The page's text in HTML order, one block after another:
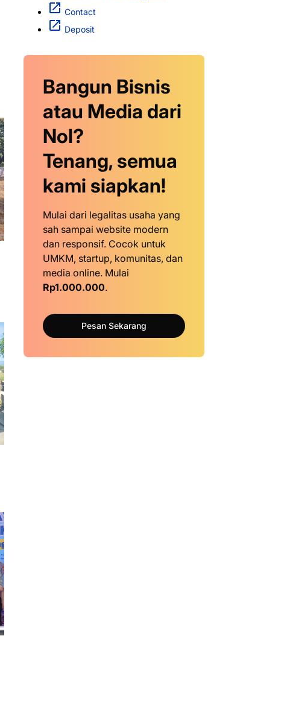
Contact
Deposit
Bangun Bisnis
atau Media dari
Nol?
Tenang, semua
kami siapkan!
Mulai dari legalitas usaha yang
sah sampai website modern
dan responsif. Cocok untuk
UMKM, startup, komunitas, dan
media online. Mulai
Rp1.000.000.
Pesan Sekarang